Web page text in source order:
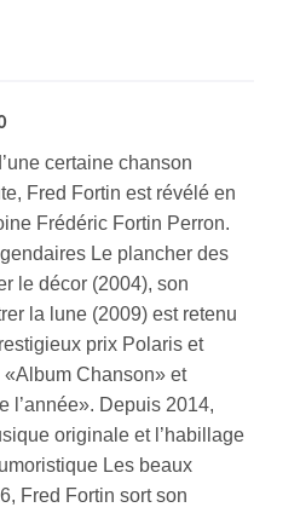
certaine chanson
Fred Fortin est révélé en
Frédéric Fortin Perron.
Le plancher des
le décor (2004), son
la lune (2009) est retenu
prix Polaris et
«Album Chanson» et
l’année». Depuis 2014,
originale et l’habillage
Les beaux
Fred Fortin sort son